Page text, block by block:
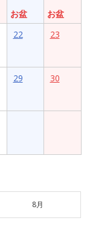
お盆
お盆
22 23
29 30
8月